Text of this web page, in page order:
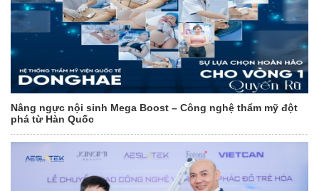
Nâng ngực nội sinh Mega Boost – Công nghệ thẩm mỹ đột
phá từ Hàn Quốc